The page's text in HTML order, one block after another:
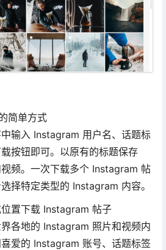
简单方式
输入 Instagram 用户名、话题标
按钮即可。以原有的标题保存
频。一次下载多个 Instagram 帖
择特定类型的 Instagram 内容。
置下载 Instagram 帖子
各地的 Instagram 照片和视频内
爱的 Instagram 账号、话题标签